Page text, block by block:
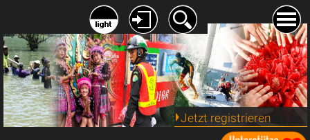
Jetzt registrieren